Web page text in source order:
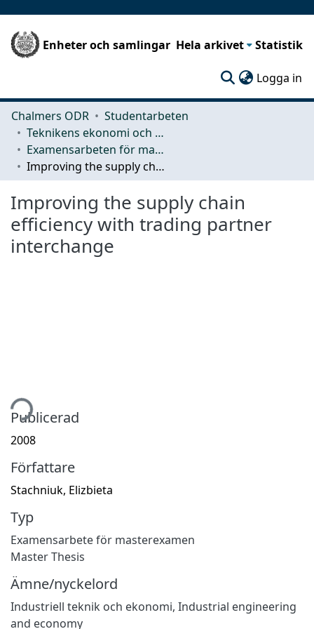
Enheter och samlingar Hela arkivet Statistik
Logga in
Chalmers ODR
Studentarbeten
Teknikens ekonomi och organisation
Examensarbeten för masterexamen
Improving the supply chain efficiency with trading partner interchange
Improving the supply chain
efficiency with trading partner
interchange
Publicerad
2008
Författare
Stachniuk, Elizbieta
Typ
Examensarbete för masterexamen
Master Thesis
Ämne/nyckelord
Industriell teknik och ekonomi, Industrial engineering
and economy